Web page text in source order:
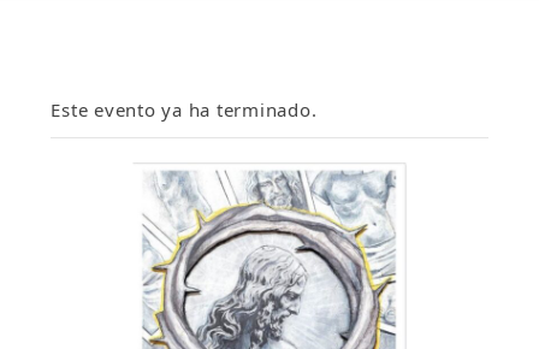
Este evento ya ha terminado.